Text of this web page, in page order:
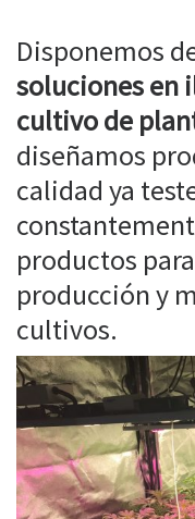
Disponemos
soluciones en
cultivo de
diseñamos
calidad ya
productos
producción y
cultivos.